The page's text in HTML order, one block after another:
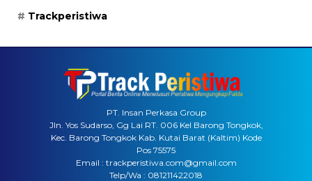
Trackperistiwa
PT. Insan Perkasa Group
Jln. Yos Sudarso, Gg Lai RT. 006 Kel Barong Tongkok,
Kec. Barong Tongkok Kab. Kutai Barat (Kaltim) Kode
Pos 75575
Email : trackperistiwa.com@gmail.com
Telp/Wa : 081211422018